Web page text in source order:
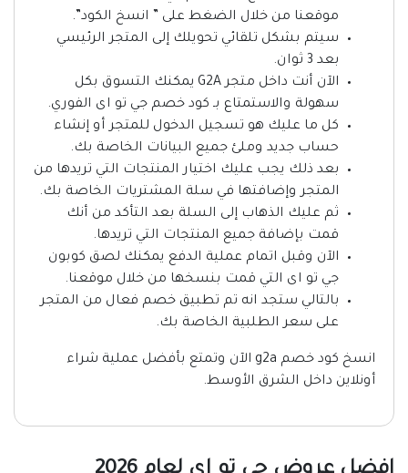
موقعنا من خلال الضغط على ” انسخ الكود”.
سيتم بشكل تلقائي تحويلك إلى المتجر الرئيسي
بعد 3 ثوان.
الآن أنت داخل متجر G2A يمكنك التسوق بكل
سهولة والاستمتاع بـ كود خصم جي تو اى الفوري.
كل ما عليك هو تسجيل الدخول للمتجر أو إنشاء
حساب جديد وملئ جميع البيانات الخاصة بك.
بعد ذلك يجب عليك اختيار المنتجات التي تريدها من
المتجر وإضافتها في سلة المشتريات الخاصة بك.
ثم عليك الذهاب إلى السلة بعد التأكد من أنك
قمت بإضافة جميع المنتجات التي تريدها.
الآن وقبل اتمام عملية الدفع يمكنك لصق كوبون
جي تو اى التي قمت بنسخها من خلال موقعنا.
بالتالي ستجد انه تم تطبيق خصم فعال من المتجر
على سعر الطلبية الخاصة بك.
انسخ كود خصم g2a الآن وتمتع بأفضل عملية شراء
أونلاين داخل الشرق الأوسط.